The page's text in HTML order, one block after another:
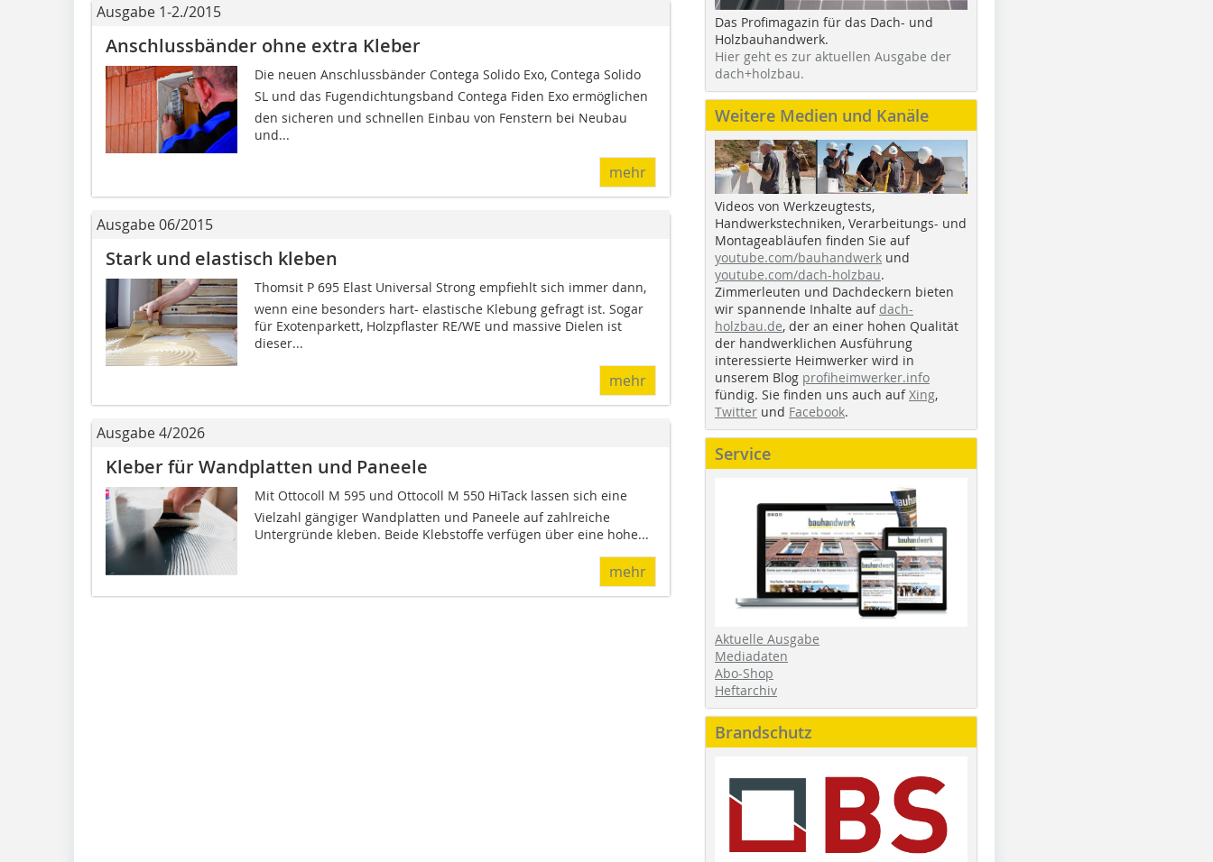
Ausgabe 1-2./2015
Anschlussbänder ohne extra Kleber
Die neuen Anschlussbänder Contega Solido Exo, Contega Solido
SL und das Fugendichtungsband Contega Fiden Exo ermöglichen
den sicheren und schnellen Einbau von Fenstern bei Neubau
und...
mehr
Ausgabe 06/2015
Stark und elastisch kleben
Thomsit P 695 Elast Universal Strong empfiehlt sich immer dann,
wenn eine besonders hart- elastische Klebung gefragt ist. Sogar
für Exotenparkett, Holzpflaster RE/WE und massive Dielen ist
dieser...
mehr
Ausgabe 4/2026
Kleber für Wandplatten und Paneele
Mit Ottocoll M 595 und Ottocoll M 550 HiTack lassen sich eine
Vielzahl gängiger Wandplatten und Paneele auf zahlreiche
Untergründe kleben. Beide Klebstoffe verfügen über eine hohe...
mehr
Das Profimagazin für das Dach- und
Holzbauhandwerk.
Hier geht es zur aktuellen Ausgabe der
dach+holzbau.
Weitere Medien und Kanäle
Videos von Werkzeugtests,
Handwerkstechniken, Verarbeitungs- und
Montageabläufen finden Sie auf
youtube.com/bauhandwerk und
youtube.com/dach-holzbau.
Zimmerleuten und Dachdeckern bieten
wir spannende Inhalte auf dach-
holzbau.de, der an einer hohen Qualität
der handwerklichen Ausführung
interessierte Heimwerker wird in
unserem Blog profiheimwerker.info
fündig. Sie finden uns auch aufXing,
Twitter und Facebook.
Service
Aktuelle Ausgabe
Mediadaten
Abo-Shop
Heftarchiv
Brandschutz